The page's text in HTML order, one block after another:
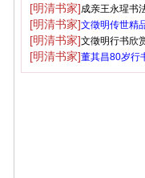
经》
[明清书家]成亲王永瑆书
[明清书家]文徵明传世精
志》
[明清书家]文徵明行书欣
[明清书家]董其昌80岁行